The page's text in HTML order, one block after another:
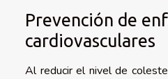
Prevención de
cardiovasculares
Al reducir el nivel de